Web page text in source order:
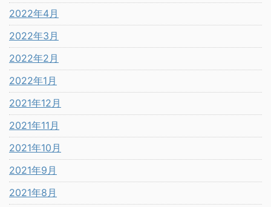
2022年4月
2022年3月
2022年2月
2022年1月
2021年12月
2021年11月
2021年10月
2021年9月
2021年8月